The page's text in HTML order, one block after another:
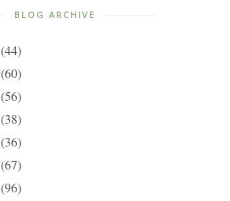
BLOG ARCHIVE
(44)
(60)
(56)
(38)
(36)
(67)
(96)